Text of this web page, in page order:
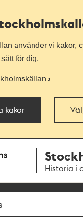
använder vi kakor,
för dig.
kakor
Historia i